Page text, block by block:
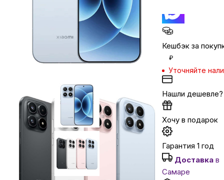
Умный дом и безопасность
Автомобильные аксессуары
Сервисный центр Apple в Самаре
Подарочные сертификаты
Аудио
Кешбэк за
₽
Уточняйте
Нашли дешевле?
Хочу в подарок
Гарантия 1 год
Доставка в
Самаре